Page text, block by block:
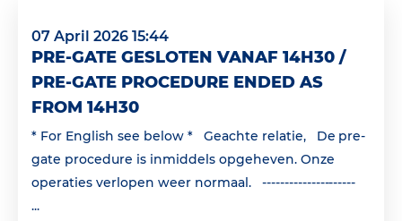
07 April 2026 15:44
PRE-GATE GESLOTEN VANAF 14H30 /
PRE-GATE PROCEDURE ENDED AS
FROM 14H30
* For English see below * Geachte relatie, De pre-
gate procedure is inmiddels opgeheven. Onze
operaties verlopen weer normaal. ---------------------
...